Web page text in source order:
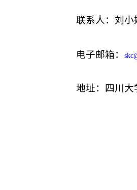
联系人：刘小
电子邮箱：
地址：四川大